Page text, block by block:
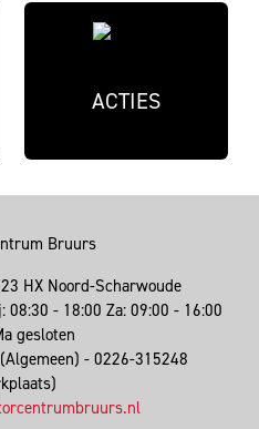
ACTIES
HX Noord-Scharwoude
08:30 - 18:00 Za: 09:00 - 16:00
gesloten
- 0226-315248